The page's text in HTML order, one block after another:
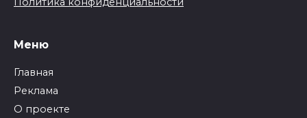
Меню
Главная
Реклама
О проекте